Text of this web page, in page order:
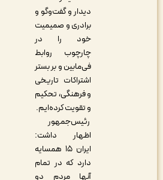
دیدار و گفت‌وگو و
برادری و صمیمیت
خود را در
چارچوب روابط
فی‌مابین و بر بستر
اشتراکات تاریخی
و فرهنگی، تحکیم
و تقویت کرده‌ایم.
رئیس‌جمهور
اظهار داشت:
ایران ۱۵ همسایه
دارد که در تمام
آنها مردم دو